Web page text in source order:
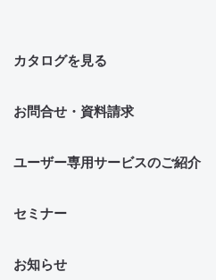
カタログを見る
お問合せ・資料請求
ユーザー専用サービスのご紹介
セミナー
お知らせ